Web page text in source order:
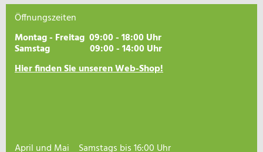
Öffnungszeiten
Montag - Freitag 09:00 - 18:00 Uhr
Samstag 09:00 - 14:00 Uhr
Hier finden Sie unseren Web-Shop!
April und Mai Samstags bis 16:00 Uhr